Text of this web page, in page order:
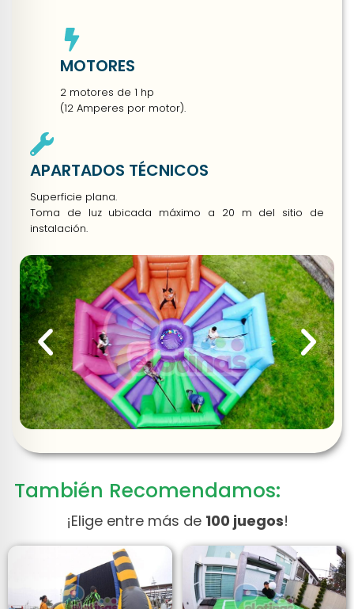
MOTORES
2 motores de 1 hp
(12 Amperes por motor).
APARTADOS TÉCNICOS
Superficie plana.
Toma de luz ubicada máximo a 20 m del sitio de
instalación.
También Recomendamos:
¡Elige entre más de 100 juegos!